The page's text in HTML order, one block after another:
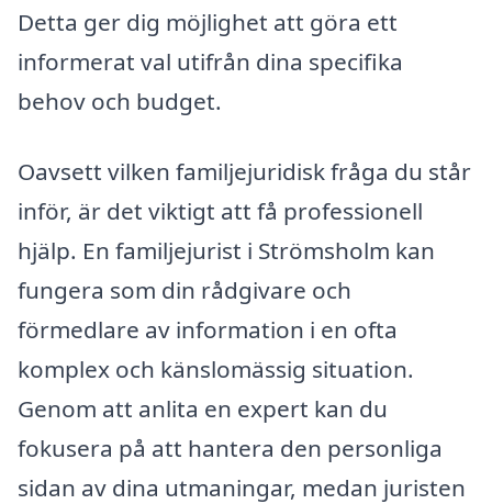
Detta ger dig möjlighet att göra ett
informerat val utifrån dina specifika
behov och budget.
Oavsett vilken familjejuridisk fråga du står
inför, är det viktigt att få professionell
hjälp. En familjejurist i Strömsholm kan
fungera som din rådgivare och
förmedlare av information i en ofta
komplex och känslomässig situation.
Genom att anlita en expert kan du
fokusera på att hantera den personliga
sidan av dina utmaningar, medan juristen